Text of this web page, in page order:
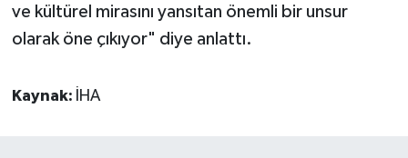
ve kültürel mirasını yansıtan önemli bir unsur
olarak öne çıkıyor" diye anlattı.
Kaynak: İHA